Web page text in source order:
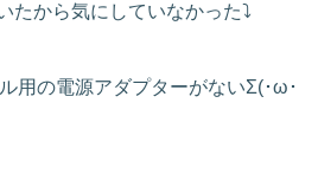
たから気にしていなかった⤵
用の電源アダプターがないΣ(･ω･